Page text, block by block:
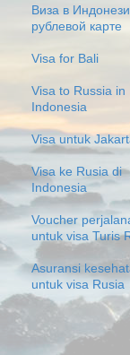
Виза в
рублевой карте
Visa for Bali
Visa to Russia in
Indonesia
Visa untuk
Visa ke Rusia di
Indonesia
Voucher
untuk visa Turis
Asuransi
untuk visa Rusia